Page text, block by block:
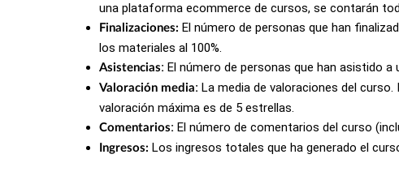
una plataforma ecommerce de cursos, se contarán
Finalizaciones: El número de personas que han
los materiales al 100%.
Asistencias: El número de personas que han asistido a
Valoración media: La media de valoraciones del
valoración máxima es de 5 estrellas.
Comentarios: El número de comentarios del curso
Ingresos: Los ingresos totales que ha generado el